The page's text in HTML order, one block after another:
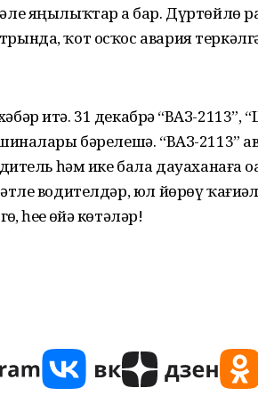
яңылыҡтар ҙа бар. Дүртөйлө
ҡот осҡос авария
итә. 31 декабрҙә “ВАЗ-2113”,
бәрелешә. “ВАЗ-2113”
һәм ике бала дауаханаға
водителдәр, юл йөрөү
һеҙҙе өйҙә көтәләр!